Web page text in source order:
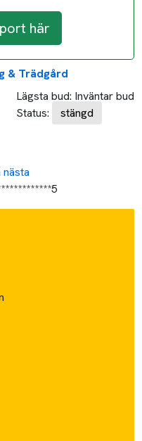
här
& Trädgård
Lägsta bud: Inväntar bud
Status:
stängd
nästa